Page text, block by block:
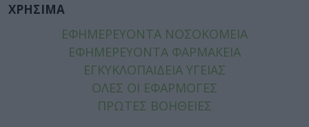
ΧΡΗΣΙΜΑ
ΕΦΗΜΕΡΕΥΟΝΤΑ ΝΟΣΟΚΟΜΕΙΑ
ΕΦΗΜΕΡΕΥΟΝΤΑ ΦΑΡΜΑΚΕΙΑ
ΕΓΚΥΚΛΟΠΑΙΔΕΙΑ ΥΓΕΙΑΣ
ΟΛΕΣ ΟΙ ΕΦΑΡΜΟΓΕΣ
ΠΡΩΤΕΣ ΒΟΗΘΕΙΕΣ